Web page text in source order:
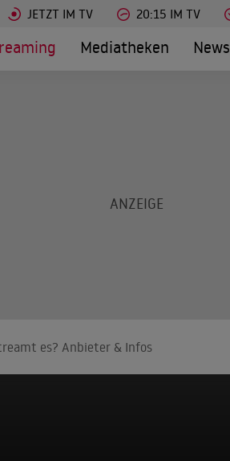
JETZT IM TV 20:15 IM TV
Mediatheken News
es? Anbieter & Infos